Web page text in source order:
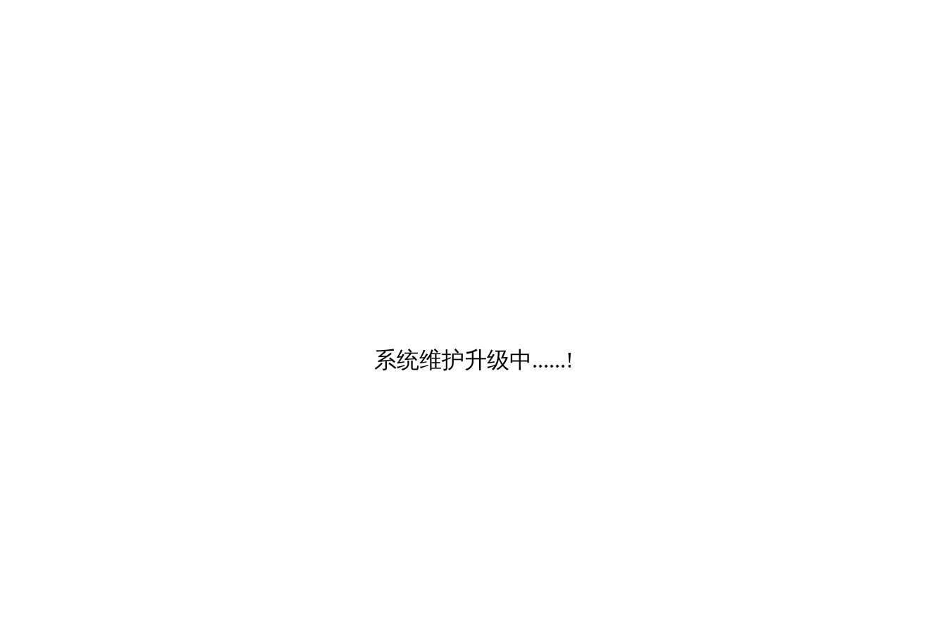
系统维护升级中......!